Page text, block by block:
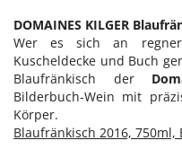
DOMAINES KILGER
Wer es sich an
Kuscheldecke und Buch
Blaufränkisch der
Bilderbuch-Wein mit
Körper.
Blaufränkisch 2016, 750ml,